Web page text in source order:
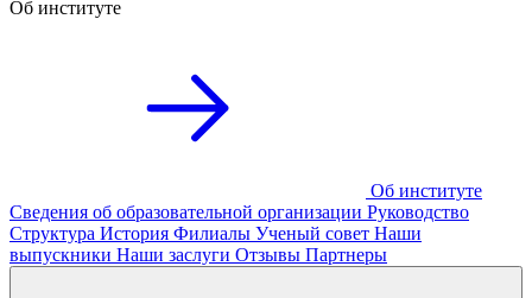
Об институте
Об институте
Сведения об образовательной организации Руководство
Структура История Филиалы Ученый совет Наши
выпускники Наши заслуги Отзывы Партнеры